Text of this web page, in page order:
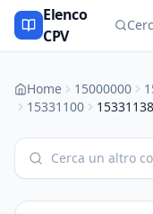
Elenco
CPV
Home 15000000
15331100
15331138